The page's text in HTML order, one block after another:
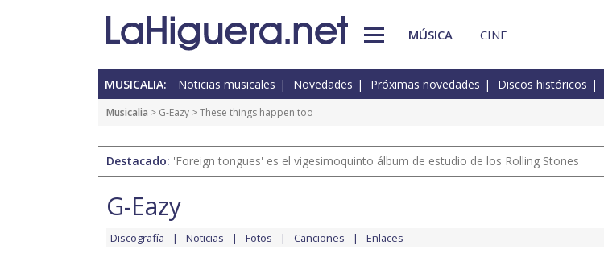
MÚSICA CINE
MUSICALIA: Noticias musicales Novedades Próximas novedades Discos históricos
Musicalia > G-Eazy > These things happen too
Destacado: 'Foreign tongues' es el vigesimoquinto álbum de estudio de los Rolling Stones
G-Eazy
Discografía Noticias Fotos Canciones Enlaces